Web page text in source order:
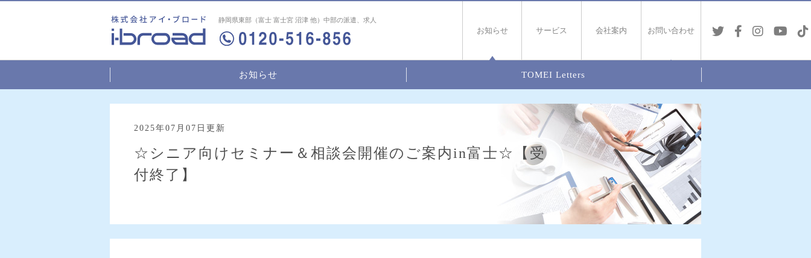
静岡県東部（富士 富士宮 沼津 他）中部の派遣、求人
お知らせ サービス 会社案内 お問い合わせ
お知らせ TOMEI Letters
☆シニア向けセミナー＆相談会開催のご案内in富士☆【受
付終了】
2025年07月07日更新